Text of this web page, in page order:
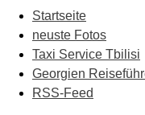
Startseite
neuste Fotos
Taxi Service Tbilisi
Georgien
RSS-Feed